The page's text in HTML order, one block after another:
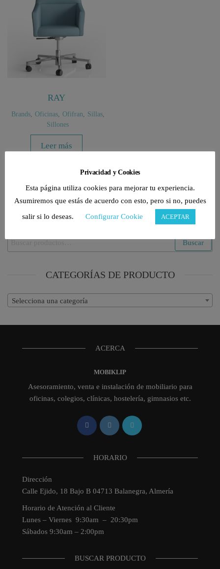
RAY
Brands, Oficinas, Ofifran, Sillas,
Sillones
Leer más
BUSCAR PRODUCTOS
Buscar
por:
Buscar
CATEGORÍAS DE PRODUCTO
Selecciona una categoría
ACERCA
MOBIKLIP
Asesoramiento, venta e instalación de mobiliario para
oficinas, colegios, clínicas, hostelería, gimnasios etc.
HORARIO
Dirección
Calle Ejido, 18 Bajo B 04713 Balanegra, Almería
Horario de Atención al Cliente
Lunes – Viernes 9:30am – 20:30pm
Sábados 9:30am – 2:00pm
BUSCAR PRODUCTO
Privacidad y Cookies
Esta página utiliza cookies para mejorar tu experiencia.
Asumiremos que estás de acuerdo con esto, pero si no, puedes
salir si lo deseas.
Configurar Cookie ACEPTAR